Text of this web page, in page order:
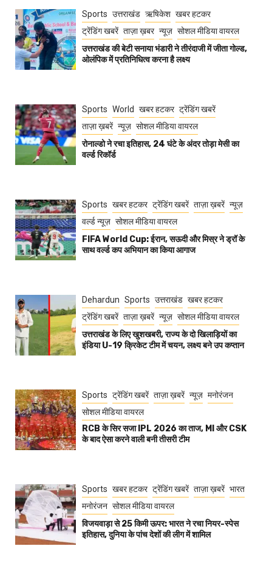
Sports उत्तराखंड ऋषिकेश खबर हटकर
ट्रेंडिंग खबरें ताज़ा ख़बर न्यूज़ सोशल मीडिया वायरल
उत्तराखंड की बेटी सनाया भंडारी ने तीरंदाजी में जीता गोल्ड,
ओलंपिक में प्रतिनिधित्व करना है लक्ष्य
Sports World खबर हटकर ट्रेंडिंग खबरें
ताज़ा ख़बरें न्यूज़ सोशल मीडिया वायरल
रोनाल्डो ने रचा इतिहास, 24 घंटे के अंदर तोड़ा मेसी का
वर्ल्ड रिकॉर्ड
Sports खबर हटकर ट्रेंडिंग खबरें ताज़ा ख़बरें न्यूज़
वर्ल्ड न्यूज़ सोशल मीडिया वायरल
FIFA World Cup: ईरान, सऊदी और मिस्र ने ड्रॉ के
साथ वर्ल्ड कप अभियान का किया आगाज
Dehardun Sports उत्तराखंड खबर हटकर
ट्रेंडिंग खबरें ताज़ा ख़बरें न्यूज़ सोशल मीडिया वायरल
उत्तराखंड के लिए खुशखबरी, राज्य के दो खिलाड़ियों का
इंडिया U-19 क्रिकेट टीम में चयन, लक्ष्य बने उप कप्तान
Sports ट्रेंडिंग खबरें ताज़ा ख़बरें न्यूज़ मनोरंजन
सोशल मीडिया वायरल
RCB के सिर सजा IPL 2026 का ताज, MI और CSK
के बाद ऐसा करने वाली बनी तीसरी टीम
Sports खबर हटकर ट्रेंडिंग खबरें ताज़ा ख़बरें भारत
मनोरंजन सोशल मीडिया वायरल
विजयवाड़ा से 25 किमी ऊपर: भारत ने रचा नियर-स्पेस
इतिहास, दुनिया के पांच देशों की लीग में शामिल